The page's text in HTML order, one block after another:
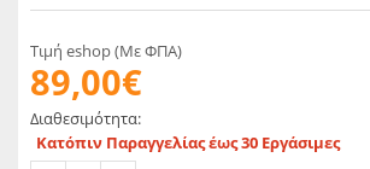
Στερέωσης: Με Βίδες, Κούμπωμα Αντικαθιστά
Ανταλλακτικού: 51137328312, 51137376052 Περιλαμβάνει το
Πακέτο: 1 x Εισαγωγή Αέρα Καπό (Hood Vent
Τιμή eshop (Με ΦΠΑ)
89,00€
Διαθεσιμότητα:
Κατόπιν Παραγγελίας έως 30 Εργάσιμες